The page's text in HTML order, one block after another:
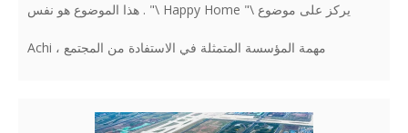
يركز على موضوع \" Happy Home \" . هذا الموضوع هو نفس
مهمة المؤسسة المتمثلة في الاستفادة من المجتمع ، Achi